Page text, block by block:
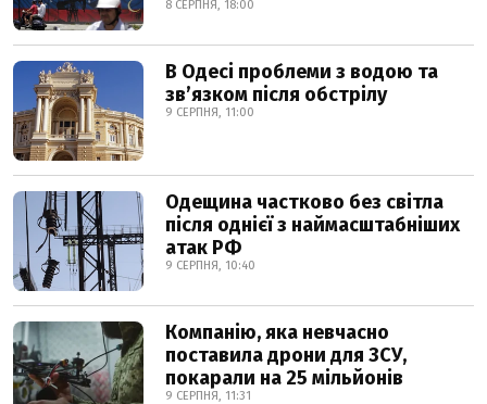
8 СЕРПНЯ, 18:00
В Одесі проблеми з водою та
звʼязком після обстрілу
9 СЕРПНЯ, 11:00
Одещина частково без світла
після однієї з наймасштабніших
атак РФ
9 СЕРПНЯ, 10:40
Компанію, яка невчасно
поставила дрони для ЗСУ,
покарали на 25 мільйонів
9 СЕРПНЯ, 11:31